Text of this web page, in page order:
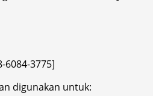
6084-3775]
digunakan untuk: